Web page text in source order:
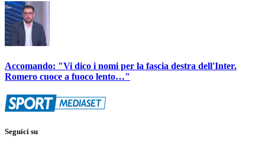
Accomando: "Vi dico i nomi per la fascia destra dell'Inter.
Romero cuoce a fuoco lento…"
Seguici su